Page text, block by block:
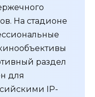
На стадионе
раздел
для
IP-